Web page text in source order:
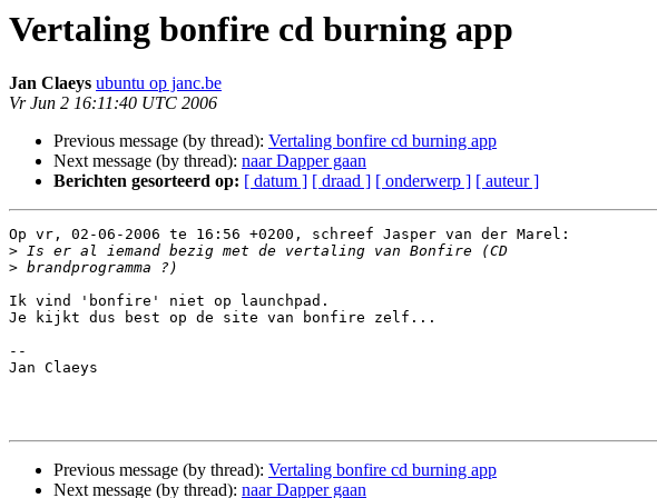
Vertaling bonfire cd burning app
Jan Claeys ubuntu op janc.be
Vr Jun 2 16:11:40 UTC 2006
Previous message (by thread): Vertaling bonfire cd burning app
Next message (by thread): naar Dapper gaan
Berichten gesorteerd op: [ datum ] [ draad ] [ onderwerp ] [ auteur ]
Op vr, 02-06-2006 te 16:56 +0200, schreef Jasper van der Marel:
>
>
Ik vind 'bonfire' niet op launchpad.
Je kijkt dus best op de site van bonfire zelf...
--
Jan Claeys
Previous message (by thread): Vertaling bonfire cd burning app
Next message (by thread): naar Dapper gaan